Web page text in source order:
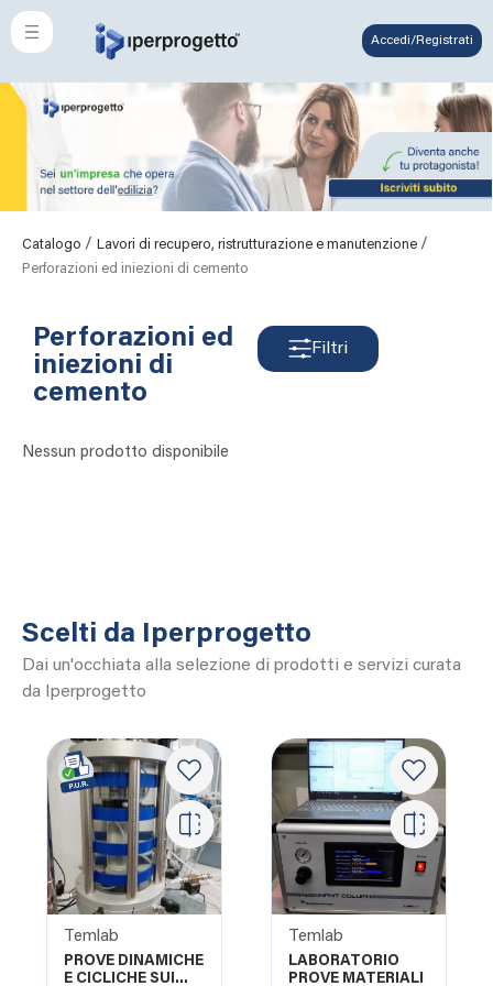
Accedi/Registrati
Catalogo / Lavori di recupero, ristrutturazione e manutenzione /
Perforazioni ed iniezioni di cemento
Perforazioni ed
iniezioni di
cemento
Filtri
Nessun prodotto disponibile
Scelti da Iperprogetto
Dai un'occhiata alla selezione di prodotti e servizi curata
da Iperprogetto
Temlab
PROVE DINAMICHE
E CICLICHE SUI
Temlab
LABORATORIO
PROVE MATERIALI